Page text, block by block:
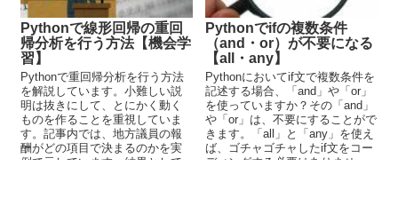
Pythonで線形回帰の重回
帰分析を行う方法【機会学
習】
Pythonで重回帰分析を行う方法
を解説しています。小難しい説
明は抜きにして、とにかく動く
ものを作ることを重視していま
す。記事内では、地方議員の報
酬がどの項目で決まるのかを実
例で示しています。結果として
Pythonでifの複数条件
（and・or）が不要になる
【all・any】
Pythonにおいてif文で複数条件を
記述する場合、「and」や「or」
を使っていますか？その「and」
や「or」は、不要にすることがで
きます。「all」と「any」を使え
ば、ゴチャゴチャしたif文をコー
ディングする必要はありませ